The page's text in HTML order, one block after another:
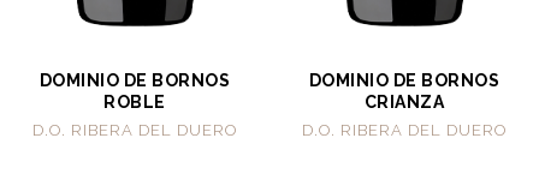
DOMINIO DE BORNOS
ROBLE
D.O. RIBERA DEL DUERO
DOMINIO DE BORNOS
CRIANZA
D.O. RIBERA DEL DUERO